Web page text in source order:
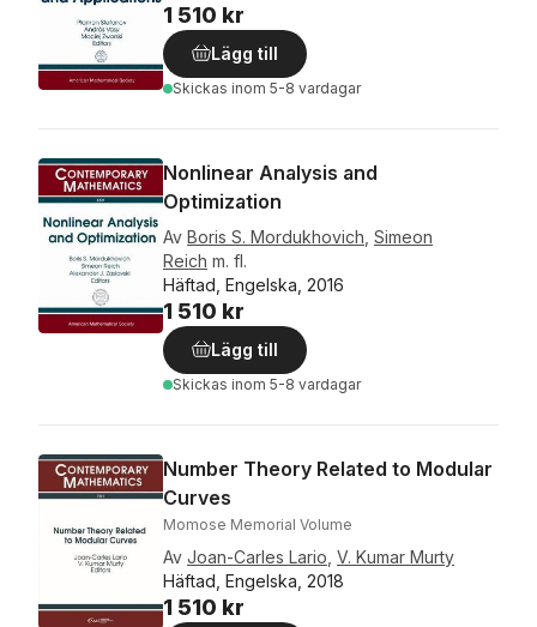
1 510 kr
Lägg till
Skickas inom 5-8 vardagar
Nonlinear Analysis and
Optimization
Av Boris S. Mordukhovich Simeon
Reich m. fl.
Häftad, Engelska, 2016
1 510 kr
Lägg till
Skickas inom 5-8 vardagar
Number Theory Related to Modular
Curves
Momose Memorial Volume
Av Joan-Carles Lario V. Kumar Murty
Häftad, Engelska, 2018
1 510 kr